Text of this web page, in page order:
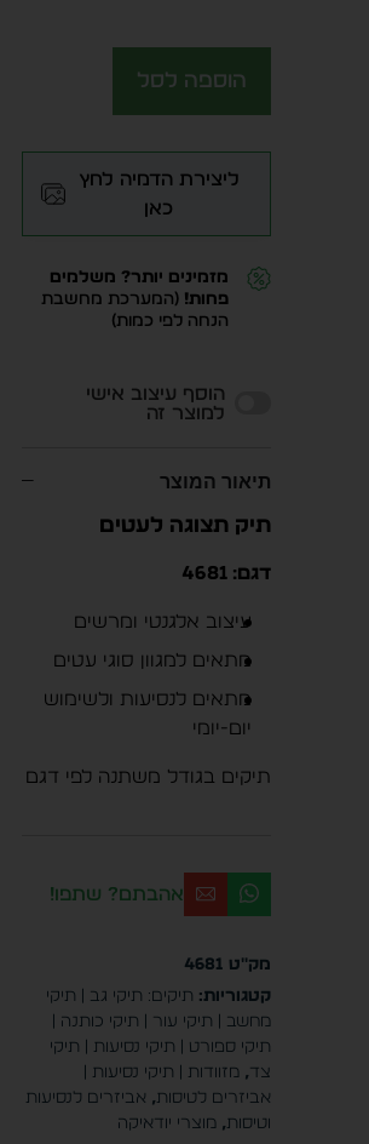
הוספה לסל
ליצירת הדמיה לחץ
כאן
מזמינים יותר? משלמים
פחות! (המערכת מחשבת
הנחה לפי כמות)
הוסף עיצוב אישי
למוצר זה
תיאור המוצר
תיק תצוגה לעטים
דגם: 4681
עיצוב אלגנטי ומרשים
מתאים למגוון סוגי עטים
מתאים לנסיעות ולשימוש
יום-יומי
תיקים בגודל משתנה לפי דגם
אהבתם? שתפו!
מק"ט 4681
קטגוריות: תיקים: תיקי גב | תיקי
מחשב | תיקי עור | תיקי כותנה |
תיקי ספורט | תיקי נסיעות | תיקי
צד, מזוודות | תיקי נסיעות |
אביזרים לטיסות, אביזרים לנסיעות
וטיסות, מוצרי יודאיקה